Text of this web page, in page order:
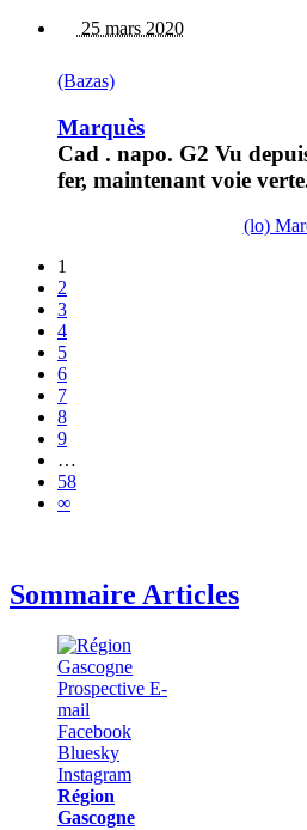
25 mars 2020
(Bazas)
Marquès
Cad . napo. G2 Vu
fer, maintenant voie
(lo)
1
2
3
4
5
6
7
8
9
…
58
∞
Sommaire Articles
Région
Gascogne